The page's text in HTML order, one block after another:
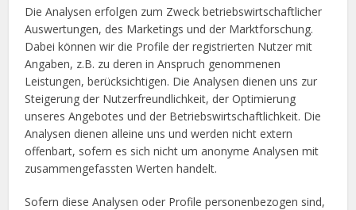
Die Analysen erfolgen zum Zweck betriebswirtschaftlicher
Auswertungen, des Marketings und der Marktforschung.
Dabei können wir die Profile der registrierten Nutzer mit
Angaben, z.B. zu deren in Anspruch genommenen
Leistungen, berücksichtigen. Die Analysen dienen uns zur
Steigerung der Nutzerfreundlichkeit, der Optimierung
unseres Angebotes und der Betriebswirtschaftlichkeit. Die
Analysen dienen alleine uns und werden nicht extern
offenbart, sofern es sich nicht um anonyme Analysen mit
zusammengefassten Werten handelt.
Sofern diese Analysen oder Profile personenbezogen sind,